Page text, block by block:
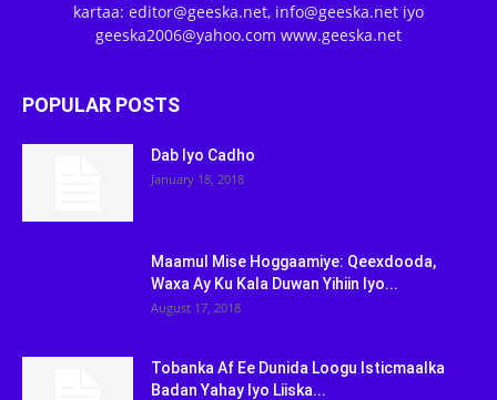
kartaa: editor@geeska.net, info@geeska.net iyo
geeska2006@yahoo.com www.geeska.net
POPULAR POSTS
Dab Iyo Cadho
January 18, 2018
Maamul Mise Hoggaamiye: Qeexdooda,
Waxa Ay Ku Kala Duwan Yihiin Iyo...
August 17, 2018
Tobanka Af Ee Dunida Loogu Isticmaalka
Badan Yahay Iyo Liiska...